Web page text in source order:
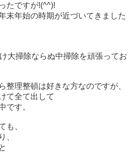
たですが!(^^)!
末年始の時期が近づいてきました
大掃除ならぬ中掃除を頑張ってお
整理整頓は好きな方なのですが、
て全て出して
です。
も、
、